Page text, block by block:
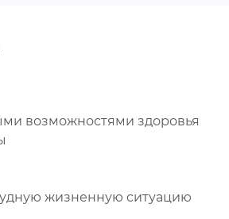
возможностями здоровья
жизненную ситуацию